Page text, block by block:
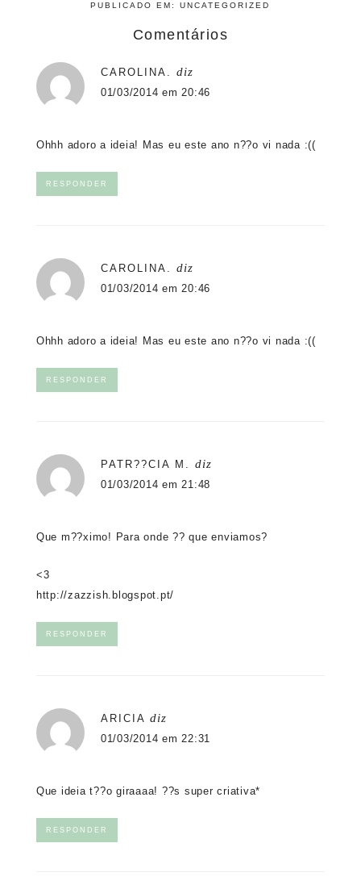
PUBLICADO EM:UNCATEGORIZED
Comentários
CAROLINA. diz
01/03/2014 em 20:46
Ohhh adoro a ideia! Mas eu este ano n??o vi nada :((
RESPONDER
CAROLINA. diz
01/03/2014 em 20:46
Ohhh adoro a ideia! Mas eu este ano n??o vi nada :((
RESPONDER
PATR??CIA M. diz
01/03/2014 em 21:48
Que m??ximo! Para onde ?? que enviamos?
<3
http://zazzish.blogspot.pt/
RESPONDER
ARICIA diz
01/03/2014 em 22:31
Que ideia t??o giraaaa! ??s super criativa*
RESPONDER